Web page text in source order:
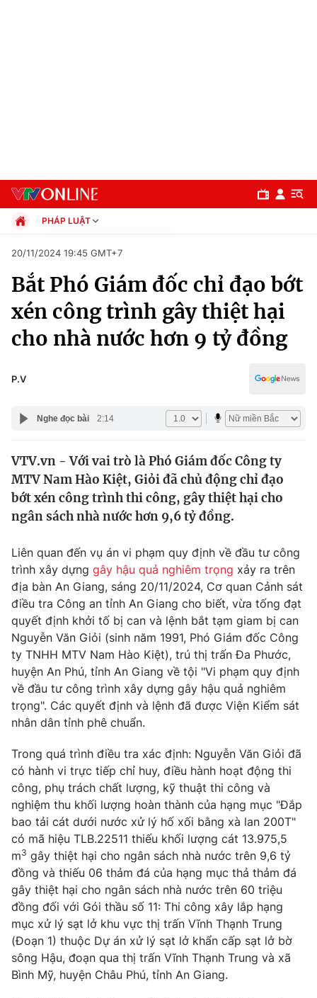
Chuyên mục
Chính trị
Thế giới
Tin tức
Thế giới đó đây
Câu chuyện quốc tế
Kinh tế
Tài chính
Thị trường
Góc doanh nghiệp
Dữ liệu và đời sống
Truyền hình
Phim VTV
Hậu trường
Nhân vật
Khán giả
Giải sao mai
Giải trí
Điện ảnh
Âm nhạc
Đời sống
Du lịch
Làm đẹp
Chất lượng cuộc sống
Giáo dục
Tuyển sinh
Học trực tuyến
Công nghệ
Hitech Công nghệ tương lai
Sản phẩm
Thị trường
Tư vấn
Giao lưu trực tuyến
Lịch phát sóng
Chuyên mục khác
Emagazine Podcast
Photo Infographic
PHÁP LUẬT
Xã hội
Pháp luật
Thể thao
Truyền hình
Giáo dục
20/11/2024 19:45 GMT+7
Bắt Phó Giám đốc chỉ đạo bớt
xén công trình gây thiệt hại
cho nhà nước hơn 9 tỷ đồng
P.V
Nghe đọc bài 2:14
VTV.vn - Với vai trò là Phó Giám đốc Công ty
MTV Nam Hào Kiệt, Giỏi đã chủ động chỉ đạo
bớt xén công trình thi công, gây thiệt hại cho
ngân sách nhà nước hơn 9,6 tỷ đồng.
Liên quan đến vụ án vi phạm quy định về đầu tư công
trình xây dựng gây hậu quả nghiêm trọng xảy ra trên
địa bàn An Giang, sáng 20/11/2024, Cơ quan Cảnh sát
điều tra Công an tỉnh An Giang cho biết, vừa tống đạt
quyết định khởi tố bị can và lệnh bắt tạm giam bị can
Nguyễn Văn Giỏi (sinh năm 1991, Phó Giám đốc Công
ty TNHH MTV Nam Hào Kiệt), trú thị trấn Đa Phước,
huyện An Phú, tỉnh An Giang về tội "Vi phạm quy định
về đầu tư công trình xây dựng gây hậu quả nghiêm
trọng". Các quyết định và lệnh đã được Viện Kiểm sát
nhân dân tỉnh phê chuẩn.
Trong quá trình điều tra xác định: Nguyễn Văn Giỏi đã
có hành vi trực tiếp chỉ huy, điều hành hoạt động thi
công, phụ trách chất lượng, kỹ thuật thi công và
nghiệm thu khối lượng hoàn thành của hạng mục "Đắp
bao tải cát dưới nước xử lý hố xối bằng xà lan 200T"
có mã hiệu TLB.22511 thiếu khối lượng cát 13.975,5
m3 gây thiệt hại cho ngân sách nhà nước trên 9,6 tỷ
đồng và thiếu 06 thảm đá của hạng mục thả thảm đá
gây thiệt hại cho ngân sách nhà nước trên 60 triệu
đồng đối với Gói thầu số 11: Thi công xây lắp hạng
mục xử lý sạt lở khu vực thị trấn Vĩnh Thạnh Trung
(Đoạn 1) thuộc Dự án xử lý sạt lở khẩn cấp sạt lở bờ
sông Hậu, đoạn qua thị trấn Vĩnh Thạnh Trung và xã
Bình Mỹ, huyện Châu Phú, tỉnh An Giang.